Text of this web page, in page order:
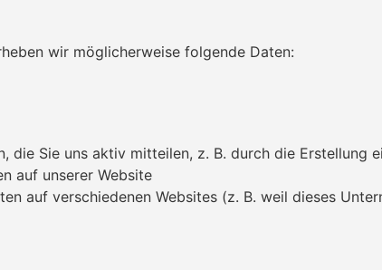
wir möglicherweise folgende Daten:
die Sie uns aktiv mitteilen, z. B. durch die
auf unserer Website
auf verschiedenen Websites (z. B. weil dieses